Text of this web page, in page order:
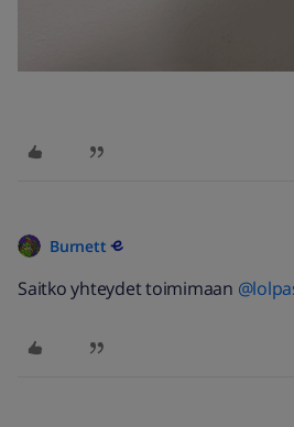
Burnett
Saitko yhteydet toimimaan ​